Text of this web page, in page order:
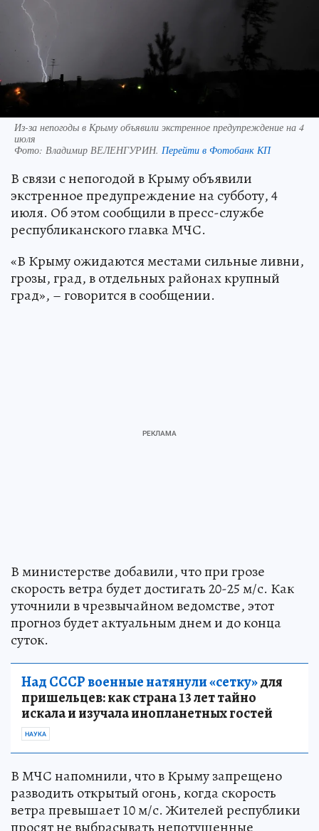
Из-за непогоды в Крыму объявили экстренное предупреждение на 4
июля
Фото: Владимир ВЕЛЕНГУРИН. Перейти в Фотобанк КП
В связи с непогодой в Крыму объявили
экстренное предупреждение на субботу, 4
июля. Об этом сообщили в пресс-службе
республиканского главка МЧС.
«В Крыму ожидаются местами сильные ливни,
грозы, град, в отдельных районах крупный
град», – говорится в сообщении.
В министерстве добавили, что при грозе
скорость ветра будет достигать 20-25 м/с. Как
уточнили в чрезвычайном ведомстве, этот
прогноз будет актуальным днем и до конца
суток.
Над СССР военные натянули «сетку»для
пришельцев: как страна 13 лет тайно
искала и изучала инопланетных гостей
НАУКА
В МЧС напомнили, что в Крыму запрещено
разводить открытый огонь, когда скорость
ветра превышает 10 м/с. Жителей республики
просят не выбрасывать непотушенные